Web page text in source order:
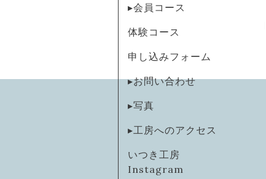
▸会員コース
体験コース
申し込みフォーム
▸お問い合わせ
▸写真
▸工房へのアクセス
いつき工房
Instagram